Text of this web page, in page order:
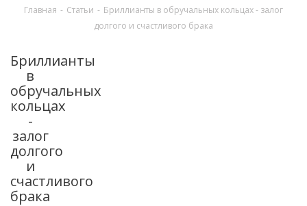
Главная - Статьи - Бриллианты в обручальных кольцах - залог
долгого и счастливого брака
Бриллианты
в
обручальных
кольцах
-
залог
долгого
и
счастливого
брака